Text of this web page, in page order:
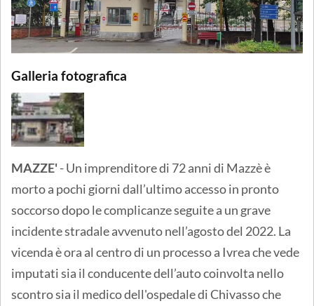
Galleria fotografica
MAZZE' - Un imprenditore di 72 anni di Mazzè è
morto a pochi giorni dall’ultimo accesso in pronto
soccorso dopo le complicanze seguite a un grave
incidente stradale avvenuto nell’agosto del 2022. La
vicenda è ora al centro di un processo a Ivrea che vede
imputati sia il conducente dell’auto coinvolta nello
scontro sia il medico dell'ospedale di Chivasso che